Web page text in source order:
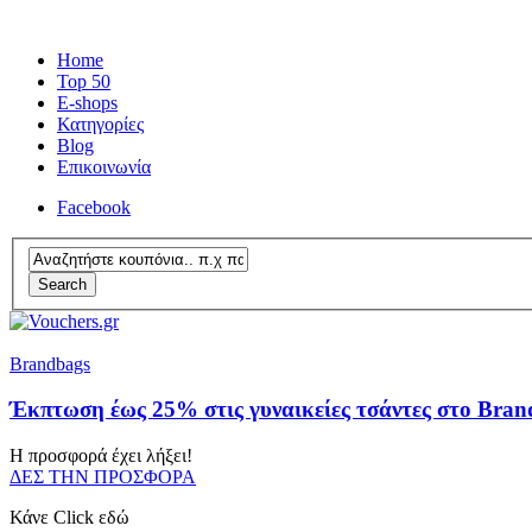
Home
Top 50
E-shops
Κατηγορίες
Blog
Επικοινωνία
Facebook
Search
Brandbags
Έκπτωση έως 25% στις γυναικείες τσάντες στο
Η προσφορά έχει λήξει!
ΔΕΣ ΤΗΝ ΠΡΟΣΦΟΡΑ
Κάνε Click εδώ